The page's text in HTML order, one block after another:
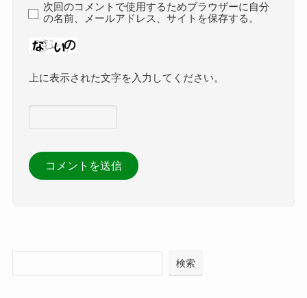
次回のコメントで使用するためブラウザーに自分
の名前、メールアドレス、サイトを保存する。
上に表示された文字を入力してください。
検索